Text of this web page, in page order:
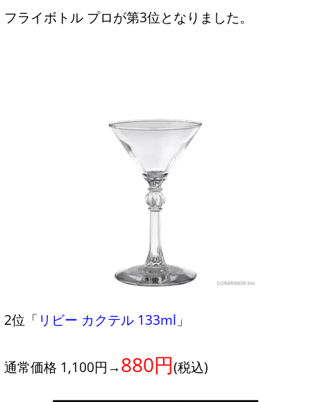
フライボトル プロが第3位となりました。
2位「 リビー カクテル 133ml 」
通常価格 1,100円→ 880円(税込)